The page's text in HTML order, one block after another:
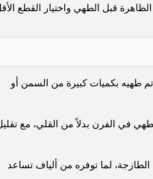
قبل الطهي واختيار القطع
طهيه بكميات كبيرة من السمن أو
في الفرن بدلاً من القلي، مع
لما توفره من ألياف تساعد